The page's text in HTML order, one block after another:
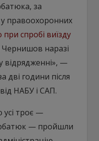
за
правоохоронних
спробі виїзду
Чернишов наразі
відрядженні», —
дві години після
НАБУ і САП.
усі троє —
— пройшли